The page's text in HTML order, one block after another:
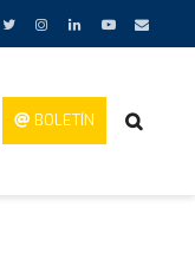
BOLETÍN